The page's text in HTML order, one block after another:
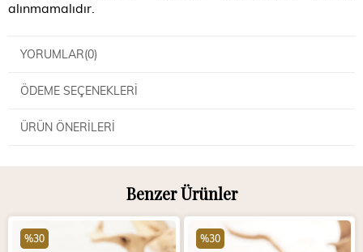
alınmamalıdır.
YORUMLAR(0)
ÖDEME SEÇENEKLERI
ÜRÜN ÖNERILERI
Benzer Ürünler
%30 %30